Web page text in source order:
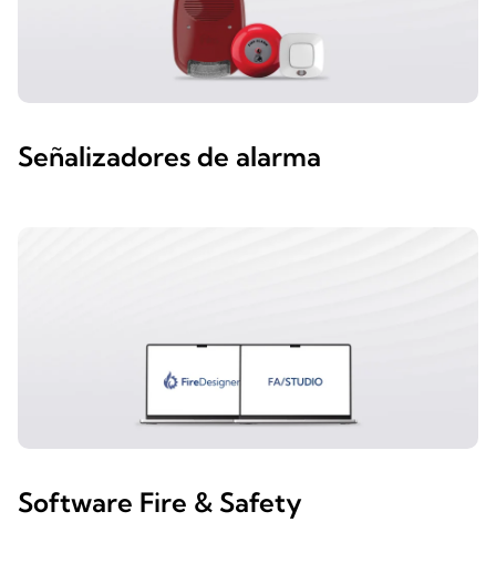
Señalizadores de alarma
Software Fire & Safety